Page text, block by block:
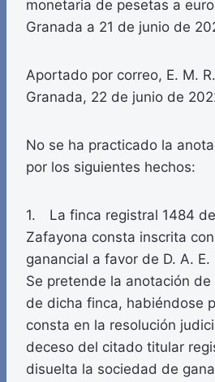
monetaria de pesetas a
Granada a 21 de junio de
Aportado por correo, E. M.
Granada, 22 de junio de
No se ha practicado la
por los siguientes hechos:
1. La finca registral 1484
Zafayona consta inscrita
ganancial a favor de D. A. E.
Se pretende la anotación
de dicha finca, habiéndose
consta en la resolución
deceso del citado titular
disuelta la sociedad de